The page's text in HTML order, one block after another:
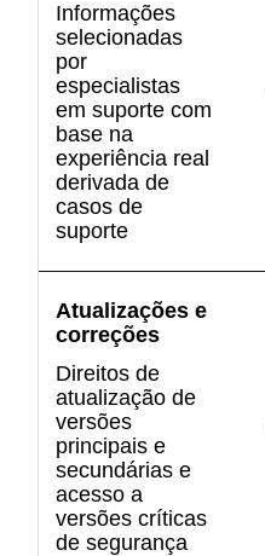
Informações
selecionadas
por
especialistas
em suporte com
base na
experiência real
derivada de
casos de
suporte
Atualizações e
correções
Direitos de
atualização de
versões
principais e
secundárias e
acesso a
versões críticas
de segurança